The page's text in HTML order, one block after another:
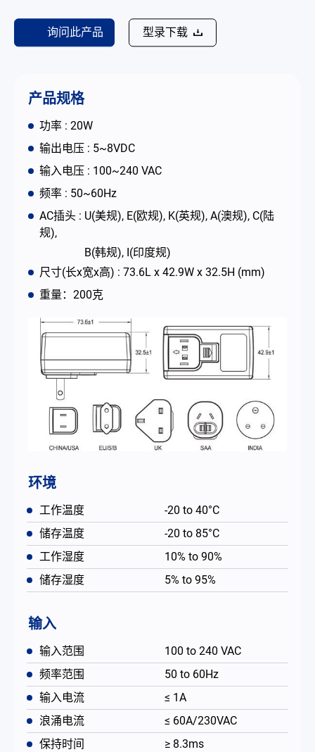
询问此产品 型录下载
产品规格
功率 : 20W
输出电压 : 5~8VDC
输入电压 : 100~240 VAC
频率 : 50~60Hz
AC插头 : U(美规), E(欧规), K(英规), A(澳规), C(陆
规),
B(韩规), I(印度规)
尺寸(长x宽x高) : 73.6L x 42.9W x 32.5H (mm)
重量：200克
环境
工作温度
-20 to 40°C
储存温度
-20 to 85°C
工作湿度
10% to 90%
储存湿度
5% to 95%
输入
输入范围
100 to 240 VAC
频率范围
50 to 60Hz
输入电流
≤ 1A
浪涌电流
≤ 60A/230VAC
保持时间
≥ 8.3ms
最新消息
公司简介
简体中文 English